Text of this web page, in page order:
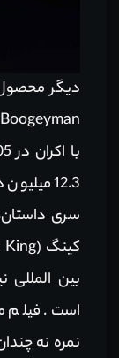
12.3
سری
است. فیلم